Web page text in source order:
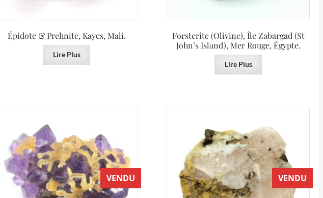
Épidote & Prehnite, Kayes, Mali.
Lire Plus
Forsterite (Olivine), Île Zabargad (St
John’s Island), Mer Rouge, Égypte.
Lire Plus
VENDU VENDU